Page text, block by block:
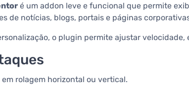
é um addon leve e funcional que permite
de notícias, blogs, portais e páginas
o plugin permite ajustar
rolagem horizontal ou vertical.